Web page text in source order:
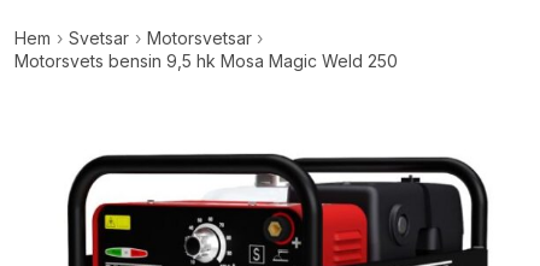
Hem › Svetsar › Motorsvetsar ›
Motorsvets bensin 9,5 hk Mosa Magic Weld 250